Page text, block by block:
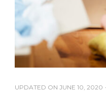
UPDATED ON JUNE 10, 2020